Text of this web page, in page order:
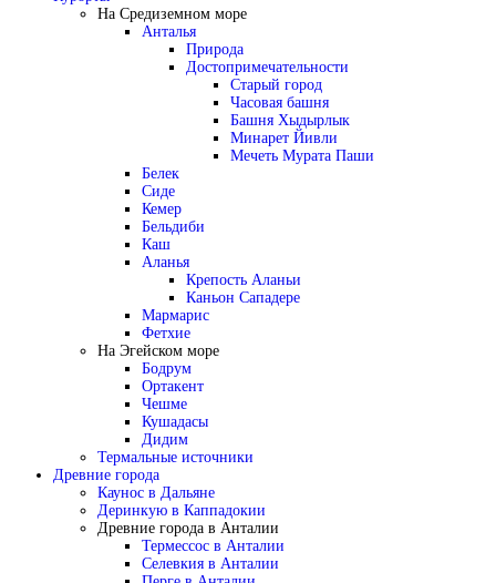
На Средиземном море
Анталья
Природа
Достопримечательности
Старый город
Часовая башня
Башня Хыдырлык
Минарет Йивли
Мечеть Мурата Паши
Белек
Сиде
Кемер
Бельдиби
Каш
Аланья
Крепость Аланьи
Каньон Сападере
Мармарис
Фетхие
На Эгейском море
Бодрум
Ортакент
Чешме
Кушадасы
Дидим
Термальные источники
Древние города
Каунос в Дальяне
Деринкую в Каппадокии
Древние города в Анталии
Термессос в Анталии
Селевкия в Анталии